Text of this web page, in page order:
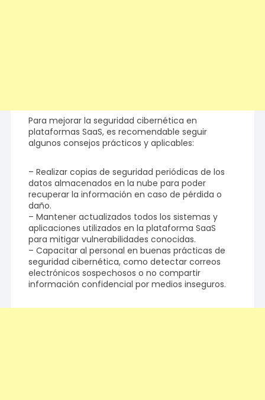
Para mejorar la seguridad cibernética en
plataformas SaaS, es recomendable seguir
algunos consejos prácticos y aplicables:
– Realizar copias de seguridad periódicas de los
datos almacenados en la nube para poder
recuperar la información en caso de pérdida o
daño.
– Mantener actualizados todos los sistemas y
aplicaciones utilizados en la plataforma SaaS
para mitigar vulnerabilidades conocidas.
– Capacitar al personal en buenas prácticas de
seguridad cibernética, como detectar correos
electrónicos sospechosos o no compartir
información confidencial por medios inseguros.